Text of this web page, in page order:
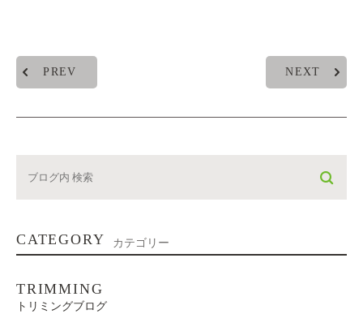
PREV NEXT
CATEGORY カテゴリー
TRIMMING
トリミングブログ